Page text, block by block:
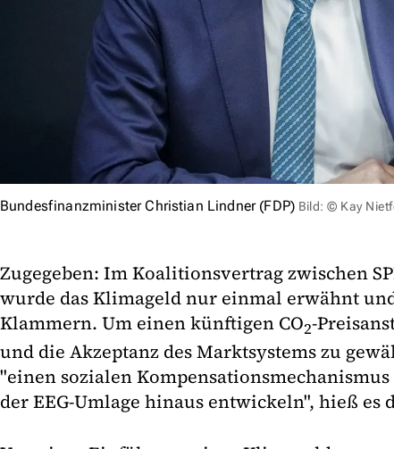
Bundesfinanzminister Christian Lindner (FDP) Bild: © Kay
Zugegeben: Im Koalitionsvertrag zwischen
wurde das Klimageld nur einmal erwähnt
Klammern. Um einen künftigen CO2-
und die Akzeptanz des Marktsystems zu
"einen sozialen
der EEG-Umlage hinaus entwickeln", hieß es